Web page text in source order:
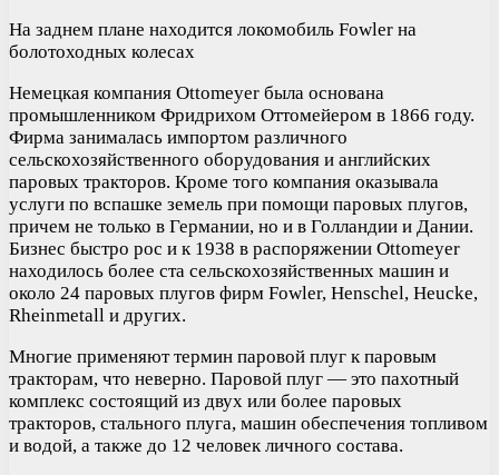
На заднем плане находится локомобиль Fowler на
болотоходных колесах
Немецкая компания Ottomeyer была основана
промышленником Фридрихом Оттомейером в 1866 году.
Фирма занималась импортом различного
сельскохозяйственного оборудования и английских
паровых тракторов. Кроме того компания оказывала
услуги по вспашке земель при помощи паровых плугов,
причем не только в Германии, но и в Голландии и Дании.
Бизнес быстро рос и к 1938 в распоряжении Ottomeyer
находилось более ста сельскохозяйственных машин и
около 24 паровых плугов фирм Fowler, Henschel, Heucke,
Rheinmetall и других.
Многие применяют термин паровой плуг к паровым
тракторам, что неверно. Паровой плуг — это пахотный
комплекс состоящий из двух или более паровых
тракторов, стального плуга, машин обеспечения топливом
и водой, а также до 12 человек личного состава.